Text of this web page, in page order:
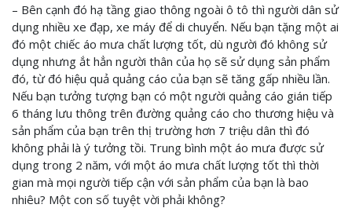
– Bên cạnh đó hạ tầng giao thông ngoài ô tô thì người dân sử
dụng nhiều xe đạp, xe máy để di chuyển. Nếu bạn tặng một ai
đó một chiếc áo mưa chất lượng tốt, dù người đó không sử
dụng nhưng ắt hẳn người thân của họ sẽ sử dụng sản phẩm
đó, từ đó hiệu quả quảng cáo của bạn sẽ tăng gấp nhiều lần.
Nếu bạn tưởng tượng bạn có một người quảng cáo gián tiếp
6 tháng lưu thông trên đường quảng cáo cho thương hiệu và
sản phẩm của bạn trên thị trường hơn 7 triệu dân thì đó
không phải là ý tưởng tồi. Trung bình một áo mưa được sử
dụng trong 2 năm, với một áo mưa chất lượng tốt thì thời
gian mà mọi người tiếp cận với sản phẩm của bạn là bao
nhiêu? Một con số tuyệt vời phải không?